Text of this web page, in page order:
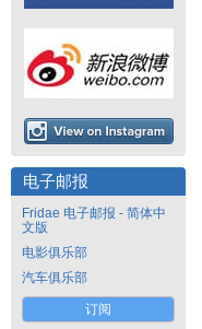
电子邮报
Fridae 电子邮报 - 简体中
文版
电影俱乐部
汽车俱乐部
订阅